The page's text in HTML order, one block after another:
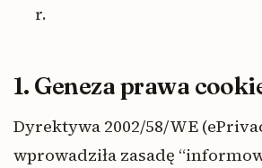
r.
1. Geneza prawa
Dyrektywa 2002/58/WE
wprowadziła zasadę